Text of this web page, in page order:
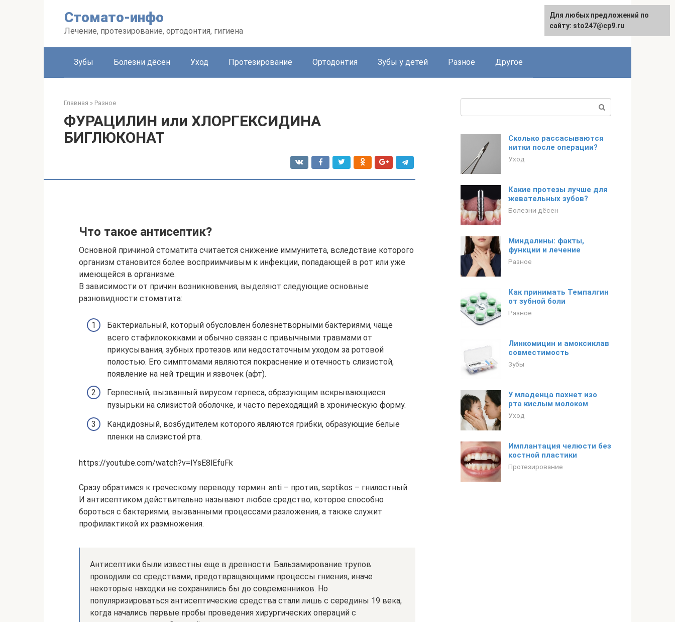
Стомато-инфо
Лечение, протезирование, ортодонтия, гигиена
Зубы Болезни дёсен Уход Протезирование Ортодонтия Зубы у детей Разное Другое
Главная » Разное
ФУРАЦИЛИН или ХЛОРГЕКСИДИНА
БИГЛЮКОНАТ
Что такое антисептик?
Основной причиной стоматита считается снижение иммунитета, вследствие которого
организм становится более восприимчивым к инфекции, попадающей в рот или уже
имеющейся в организме.
В зависимости от причин возникновения, выделяют следующие основные
разновидности стоматита:
Бактериальный, который обусловлен болезнетворными бактериями, чаще
всего стафилококками и обычно связан с привычными травмами от
прикусывания, зубных протезов или недостаточным уходом за ротовой
полостью. Его симптомами являются покраснение и отечность слизистой,
появление на ней трещин и язвочек (афт).
Герпесный, вызванный вирусом герпеса, образующим вскрывающиеся
пузырьки на слизистой оболочке, и часто переходящий в хроническую форму.
Кандидозный, возбудителем которого являются грибки, образующие белые
пленки на слизистой рта.
https://youtube.com/watch?v=IYsE8lEfuFk
Сразу обратимся к греческому переводу термин: anti – против, septikos – гнилостный.
И антисептиком действительно называют любое средство, которое способно
бороться с бактериями, вызванными процессами разложения, а также служит
профилактикой их размножения.
Антисептики были известны еще в древности. Бальзамирование трупов
проводили со средствами, предотвращающими процессы гниения, иначе
некоторые находки не сохранились бы до современников. Но
популяризироваться антисептические средства стали лишь с середины 19 века,
когда начались первые пробы проведения хирургических операций с
Сколько рассасываются
нитки после операции?
Уход
Какие протезы лучше для
жевательных зубов?
Болезни дёсен
Миндалины: факты,
функции и лечение
Разное
Как принимать Темпалгин
от зубной боли
Разное
Линкомицин и амоксиклав
совместимость
Зубы
У младенца пахнет изо
рта кислым молоком
Уход
Имплантация челюсти без
костной пластики
Протезирование
Для любых предложений по
сайту: sto247@cp9.ru